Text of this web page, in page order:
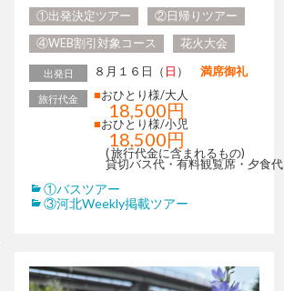
①出発決定ツアー
②日帰りツアー
④WEB割引対象コース
花火大会
出発日 ８月１６日（ 日 ）満席御礼
旅行代金 ■おひとり様/大人
18,500円
■おひとり様/小児
18,500円
( 旅行代金に含まれるもの)
貸切バス代・有料観覧席・夕食代
①バスツアー
③河北Weekly掲載ツアー